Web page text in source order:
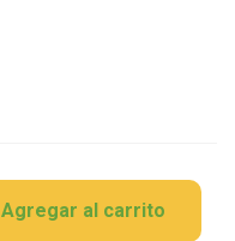
Agregar al carrito